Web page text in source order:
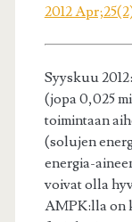
2012
Syyskuu
(jopa 0,025
toimintaan
(solujen
energia-
voivat olla
AMPK:lla on